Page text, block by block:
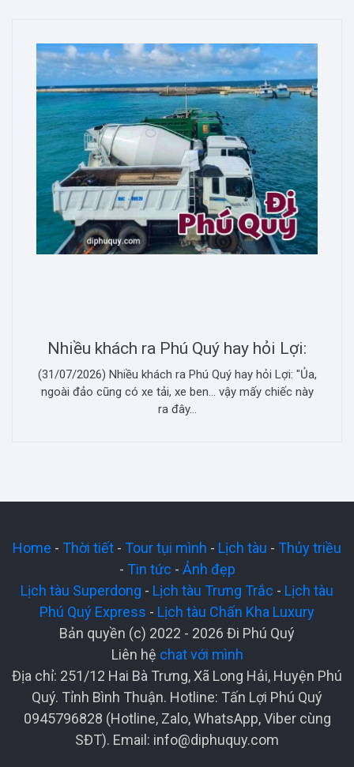
Nhiều khách ra Phú Quý hay hỏi Lợi:
(31/07/2026) Nhiều khách ra Phú Quý hay hỏi Lợi: "Ủa,
ngoài đảo cũng có xe tải, xe ben... vậy mấy chiếc này
ra đây...
Home - Thời tiết - Tour tụi mình - Lịch tàu - Thủy triều
- Tin tức - Ảnh đẹp
Lịch tàu Superdong - Lịch tàu Trưng Trắc - Lịch tàu
Phú Quý Express - Lịch tàu Chấn Kha Luxury
Bản quyền (c) 2022 - 2026 Đi Phú Quý
Liên hệ chat với mình
Địa chỉ: 251/12 Hai Bà Trưng, Xã Long Hải, Huyện Phú
Quý. Tỉnh Bình Thuận. Hotline: Tấn Lợi Phú Quý
0945796828 (Hotline, Zalo, WhatsApp, Viber cùng
SĐT). Email: info@diphuquy.com